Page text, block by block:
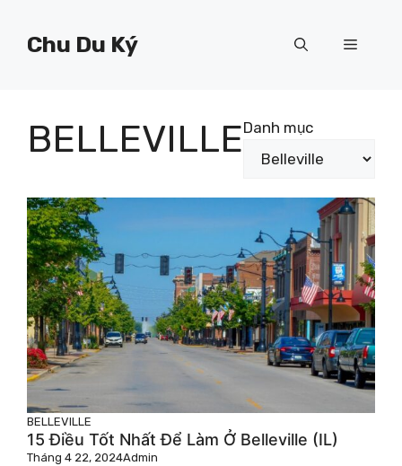
Chu Du Ký Menu
BELLEVILLEDanh mục
BELLEVILLE
15 Điều Tốt Nhất Để Làm Ở Belleville (IL)
Tháng 4 22, 2024Admin